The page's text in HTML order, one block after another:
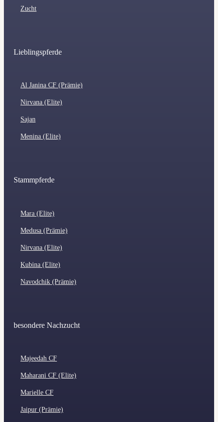
Zucht
Lieblingspferde
Al Janina CF (Prämie)
Nirvana (Elite)
Sajan
Menina (Elite)
Stammpferde
Mara (Elite)
Medusa (Prämie)
Nirvana (Elite)
Kubina (Elite)
Navodchik (Prämie)
besondere Nachzucht
Majeedah CF
Maharani CF (Elite)
Marielle CF
Jaipur (Prämie)